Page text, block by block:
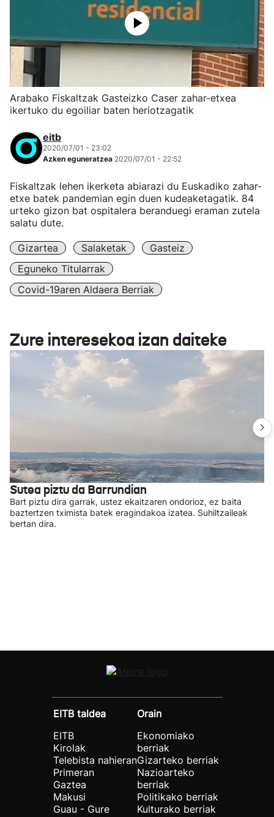
Arabako Fiskaltzak Gasteizko Caser zahar-etxea
ikertuko du egoiliar baten heriotzagatik
eitb
2020/07/01 - 23:02
Azken eguneratzea 2020/07/01 - 22:52
Fiskaltzak lehen ikerketa abiarazi du Euskadiko zahar-
etxe batek pandemian egin duen kudeaketagatik. 84
urteko gizon bat ospitalera beranduegi eraman zutela
salatu dute.
Gizartea Salaketak
Gasteiz
Eguneko Titularrak
Covid-19aren Aldaera Berriak
Zure interesekoa izan daiteke
Sutea piztu da Barrundian
Bart piztu dira garrak, ustez ekaitzaren ondorioz, ez baita
baztertzen tximista batek eragindakoa izatea. Suhiltzaileak
bertan dira.
EITB taldea
EITB
Kirolak
Telebista nahieran
Primeran
Gaztea
Makusi
Guau - Gure
Orain
Ekonomiako
berriak
Gizarteko berriak
Nazioarteko
berriak
Politikako berriak
Kulturako berriak